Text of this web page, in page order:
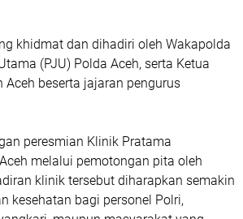
khidmat dan dihadiri oleh Wakapolda
(PJU) Polda Aceh, serta Ketua
Aceh beserta jajaran pengurus
peresmian Klinik Pratama
melalui pemotongan pita oleh
klinik tersebut diharapkan semakin
kesehatan bagi personel Polri,